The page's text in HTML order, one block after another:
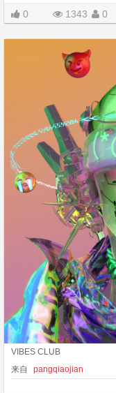
0 1343 0
VIBES CLUB
来自
pangqiaojian